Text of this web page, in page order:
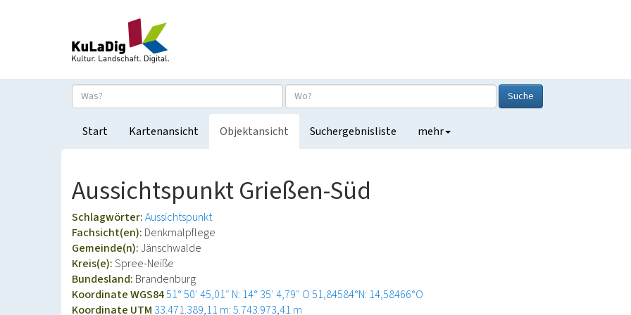
Suche
Start Kartenansicht Objektansicht Suchergebnisliste mehr
Aussichtspunkt Grießen-Süd
Schlagwörter:Aussichtspunkt
Fachsicht(en): Denkmalpflege
Gemeinde(n):Jänschwalde
Kreis(e):Spree-Neiße
Bundesland: Brandenburg
Koordinate WGS8451° 50′ 45,01″ N: 14° 35′ 4,79″ O51,84584°N: 14,58466°O
Koordinate UTM 33.471.389,11 m: 5.743.973,41 m